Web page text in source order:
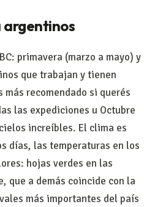
argentinos
primavera (marzo a mayo) y
que trabajan y tienen
recomendado si querés
las expediciones u Octubre
increíbles. El clima es
días, las temperaturas en los
hojas verdes en las
que a demás coincide con la
más importantes del país